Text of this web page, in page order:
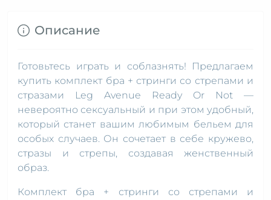
Описание
Готовьтесь играть и соблазнять! Предлагаем
купить комплект бра + стринги со стрепами и
стразами Leg Avenue Ready Or Not —
невероятно сексуальный и при этом удобный,
который станет вашим любимым бельем для
особых случаев. Он сочетает в себе кружево,
стразы и стрепы, создавая женственный
образ.
Комплект бра + стринги со стрепами и